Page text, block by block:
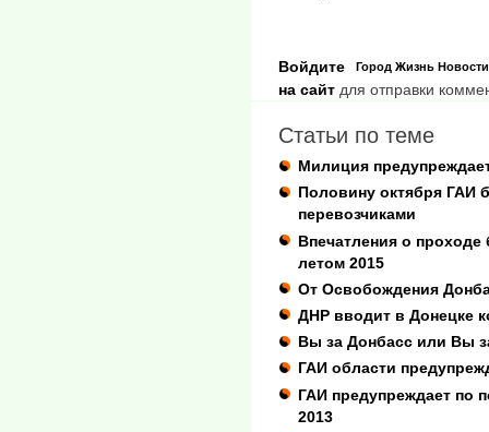
Город Жизнь Новости
Войдите
на сайт для отправки
Статьи по теме
Милиция
Половину октября ГАИ
перевозчиками
Впечатления о
летом 2015
От Освобождения
ДНР вводит в Донецке
Вы за Донбасс или Вы
ГАИ области
ГАИ предупреждает по
2013